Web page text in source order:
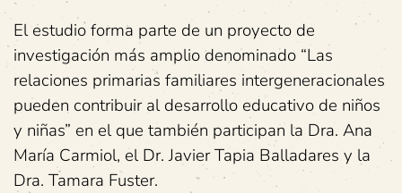
El estudio forma parte de un proyecto de
investigación más amplio denominado “Las
relaciones primarias familiares intergeneracionales
pueden contribuir al desarrollo educativo de niños
y niñas” en el que también participan la Dra. Ana
María Carmiol, el Dr. Javier Tapia Balladares y la
Dra. Tamara Fuster.